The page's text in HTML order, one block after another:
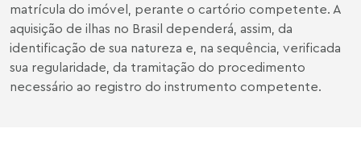
matrícula do imóvel, perante o cartório competente. A
aquisição de ilhas no Brasil dependerá, assim, da
identificação de sua natureza e, na sequência, verificada
sua regularidade, da tramitação do procedimento
necessário ao registro do instrumento competente.